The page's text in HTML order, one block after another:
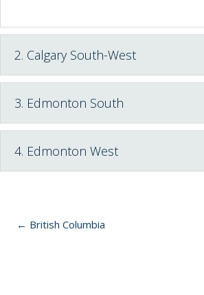
2. Calgary South-West
3. Edmonton South
4. Edmonton West
← British Columbia